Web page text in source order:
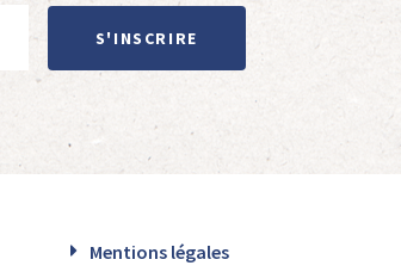
S'INSCRIRE
Mentions légales